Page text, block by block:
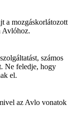
a mozgáskorlátozott
Avlóhoz.
számos
Ne feledje, hogy
el.
az Avlo vonatok